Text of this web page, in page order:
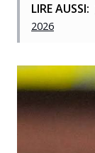
LIRE AUSSI:
2026